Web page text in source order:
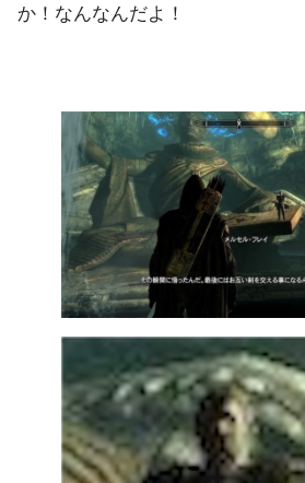
か！なんなんだよ！